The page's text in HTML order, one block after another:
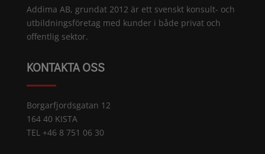
Addima AB, grundat 2012 är ett svenskt konsult- och
utbildningsföretag med kunder i både privat och
offentlig sektor.
KONTAKTA OSS
Borgarfjordsgatan 12
164 40 KISTA
TEL +46 8 751 06 30